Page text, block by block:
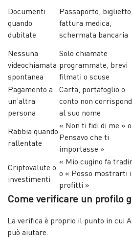
Documenti
quando
dubitate
Passaporto, biglietto,
fattura medica,
schermata bancaria
Nessuna
videochiamata
spontanea
Solo chiamate
programmate, brevi
filmati o scuse
Pagamento a
un’altra
persona
Carta, portafoglio o
conto non
al suo nome
Rabbia quando
rallentate
« Non ti fidi di me »
Pensavo che ti
importasse »
Criptovalute o
investimenti
« Mio cugino fa
o « Posso mostrarti i
profitti »
Come verificare un profilo
La verifica è proprio il punto in cui
può aiutare.